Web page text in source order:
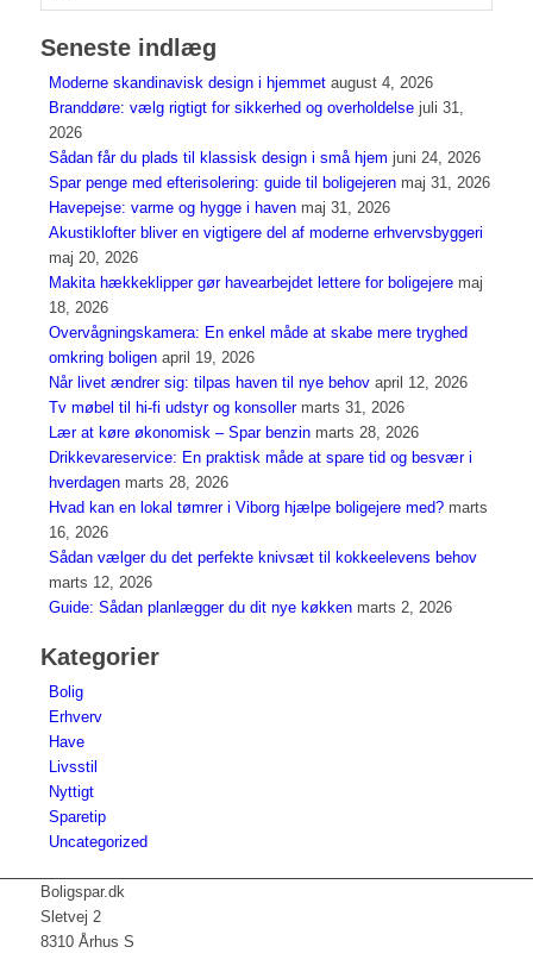
Seneste indlæg
Moderne skandinavisk design i hjemmet august 4, 2026
Branddøre: vælg rigtigt for sikkerhed og overholdelse juli 31,
2026
Sådan får du plads til klassisk design i små hjem juni 24, 2026
Spar penge med efterisolering: guide til boligejeren maj 31, 2026
Havepejse: varme og hygge i haven maj 31, 2026
Akustiklofter bliver en vigtigere del af moderne erhvervsbyggeri
maj 20, 2026
Makita hækkeklipper gør havearbejdet lettere for boligejere maj
18, 2026
Overvågningskamera: En enkel måde at skabe mere tryghed
omkring boligen april 19, 2026
Når livet ændrer sig: tilpas haven til nye behov april 12, 2026
Tv møbel til hi-fi udstyr og konsoller marts 31, 2026
Lær at køre økonomisk – Spar benzin marts 28, 2026
Drikkevareservice: En praktisk måde at spare tid og besvær i
hverdagen marts 28, 2026
Hvad kan en lokal tømrer i Viborg hjælpe boligejere med? marts
16, 2026
Sådan vælger du det perfekte knivsæt til kokkeelevens behov
marts 12, 2026
Guide: Sådan planlægger du dit nye køkken marts 2, 2026
Kategorier
Bolig
Erhverv
Have
Livsstil
Nyttigt
Sparetip
Uncategorized
Boligspar.dk
Sletvej 2
8310 Århus S